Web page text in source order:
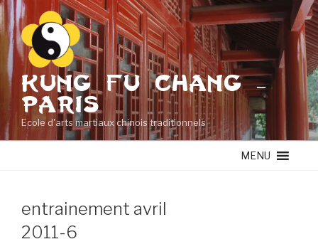
Aller
au
contenu
principal
KUNG FU CHANG –
PARIS
Ecole d'arts martiaux chinois traditionnels
MENU
entrainement avril
2011-6